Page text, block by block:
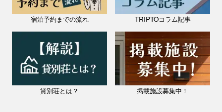
宿泊予約までの流れ TRIPTOコラム記事
貸別荘とは？ 掲載施設募集中！